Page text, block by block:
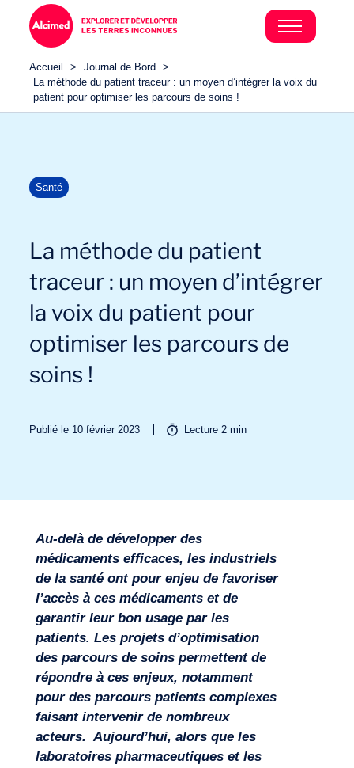
Accueil > Journal de Bord
>
La méthode du patient traceur : un moyen d’intégrer la voix du
patient pour optimiser les parcours de soins !
Santé
La méthode du patient
traceur : un moyen d’intégrer
la voix du patient pour
optimiser les parcours de
soins !
Publié le 10 février 2023 Lecture2 min
Au-delà de développer des
médicaments efficaces, les industriels
de la santé ont pour enjeu de favoriser
l’accès à ces médicaments et de
garantir leur bon usage par les
patients. Les projets d’optimisation
des parcours de soins permettent de
répondre à ces enjeux, notamment
pour des parcours patients complexes
faisant intervenir de nombreux
acteurs. Aujourd’hui, alors que les
laboratoires pharmaceutiques et les